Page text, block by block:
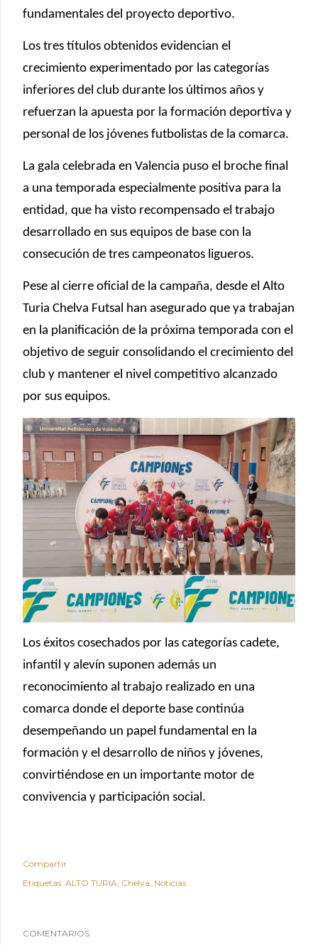
fundamentales del proyecto deportivo.
Los tres títulos obtenidos evidencian el
crecimiento experimentado por las categorías
inferiores del club durante los últimos años y
refuerzan la apuesta por la formación deportiva y
personal de los jóvenes futbolistas de la comarca.
La gala celebrada en Valencia puso el broche final
a una temporada especialmente positiva para la
entidad, que ha visto recompensado el trabajo
desarrollado en sus equipos de base con la
consecución de tres campeonatos ligueros.
Pese al cierre oficial de la campaña, desde el Alto
Turia Chelva Futsal han asegurado que ya trabajan
en la planificación de la próxima temporada con el
objetivo de seguir consolidando el crecimiento del
club y mantener el nivel competitivo alcanzado
por sus equipos.
Los éxitos cosechados por las categorías cadete,
infantil y alevín suponen además un
reconocimiento al trabajo realizado en una
comarca donde el deporte base continúa
desempeñando un papel fundamental en la
formación y el desarrollo de niños y jóvenes,
convirtiéndose en un importante motor de
convivencia y participación social.
Compartir
Etiquetas: ALTO TURIA Chelva Noticias
COMENTARIOS